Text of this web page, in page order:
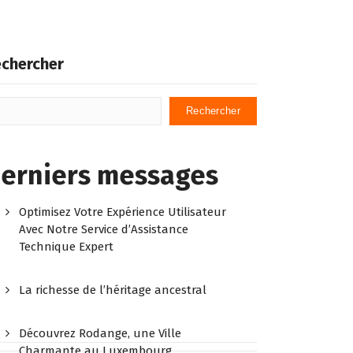
Rechercher
messages
Optimisez Votre Expérience Utilisateur
Avec Notre Service d’Assistance
Technique Expert
La richesse de l’héritage ancestral
Découvrez Rodange, une Ville